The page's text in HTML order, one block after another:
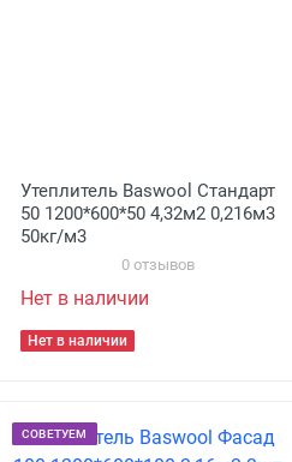
Утеплитель Baswool Стандарт
50 1200*600*50 4,32м2 0,216м3
50кг/м3
0 отзывов
Нет в наличии
Нет в наличии
СОВЕТУЕМ